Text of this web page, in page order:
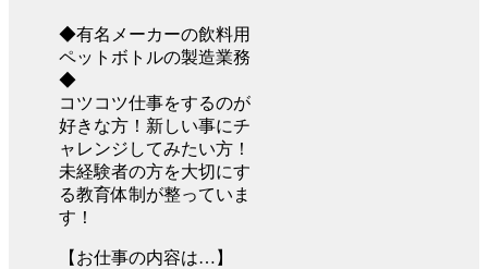
◆有名メーカーの飲料用
ペットボトルの製造業務
◆
コツコツ仕事をするのが
好きな方！新しい事にチ
ャレンジしてみたい方！
未経験者の方を大切にす
る教育体制が整っていま
す！
【お仕事の内容は…】